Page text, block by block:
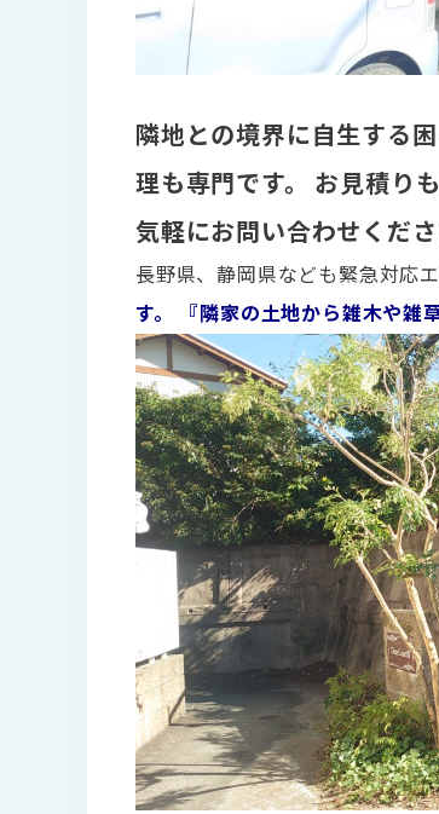
隣地との境界に自生する
理も専門です。
お見積り
気軽にお問い合わせくださ
長野県、静岡県なども緊急対応
す。
『隣家の土地から雑木や雑